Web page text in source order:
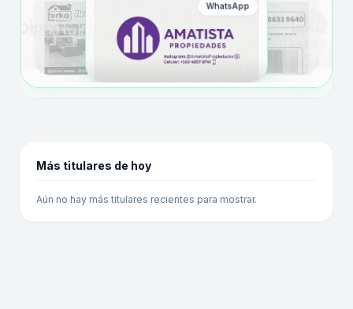
WhatsApp
Más titulares de hoy
Aún no hay más titulares recientes para mostrar.